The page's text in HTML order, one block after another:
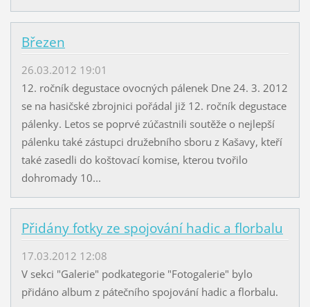
Březen
26.03.2012 19:01
12. ročník degustace ovocných pálenek Dne 24. 3. 2012
se na hasičské zbrojnici pořádal již 12. ročník degustace
pálenky. Letos se poprvé zúčastnili soutěže o nejlepší
pálenku také zástupci družebního sboru z Kašavy, kteří
také zasedli do koštovací komise, kterou tvořilo
dohromady 10...
Přidány fotky ze spojování hadic a florbalu
17.03.2012 12:08
V sekci "Galerie" podkategorie "Fotogalerie" bylo
přidáno album z pátečního spojování hadic a florbalu.